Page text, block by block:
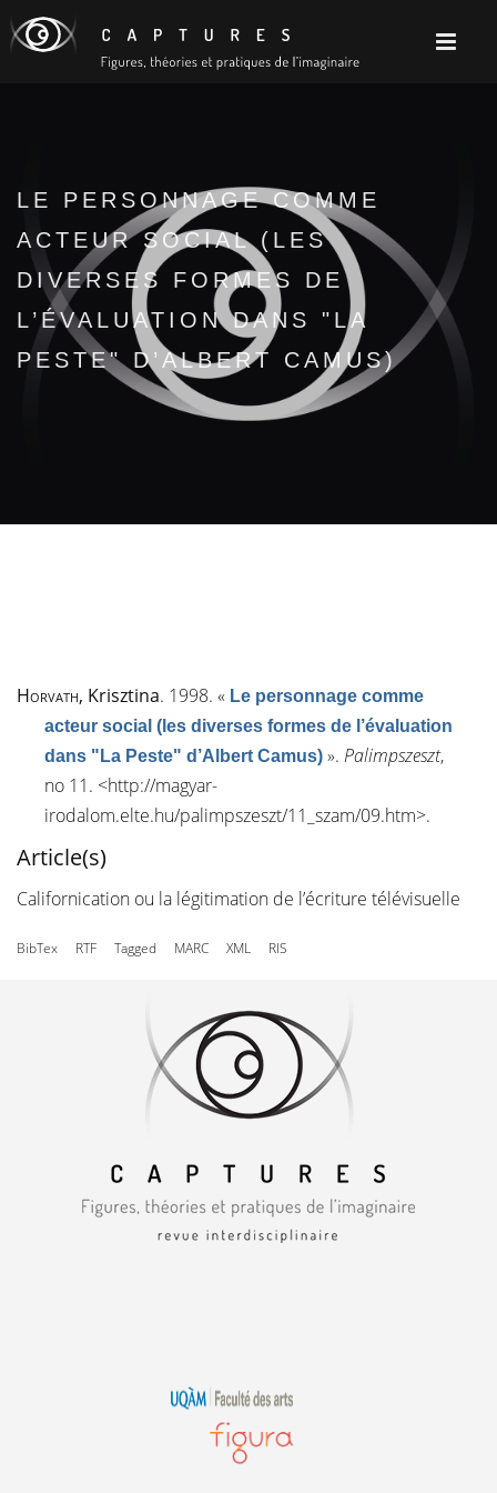
LE PERSONNAGE COMME
ACTEUR SOCIAL (LES
DIVERSES FORMES DE
L’ÉVALUATION DANS "LA
PESTE" D’ALBERT CAMUS)
Horvath, Krisztina. 1998. « Le personnage comme
acteur social (les diverses formes de l’évaluation
dans "La Peste" d’Albert Camus) ». Palimpszeszt,
no 11. <http://magyar-
irodalom.elte.hu/palimpszeszt/11_szam/09.htm>.
Article(s)
Californication ou la légitimation de l’écriture télévisuelle
BibTex RTF Tagged MARC XML RIS